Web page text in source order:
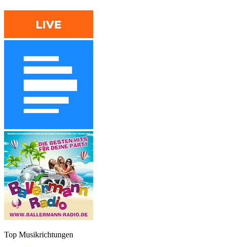
Top Musikrichtungen